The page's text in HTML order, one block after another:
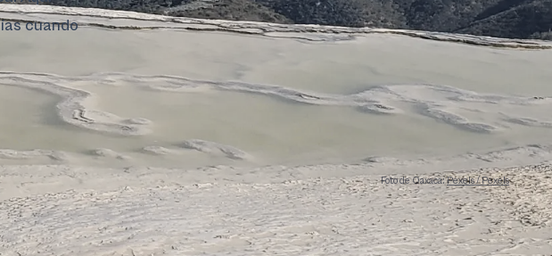
cuando
Foto de Oaxaca:Pexels / Pexels